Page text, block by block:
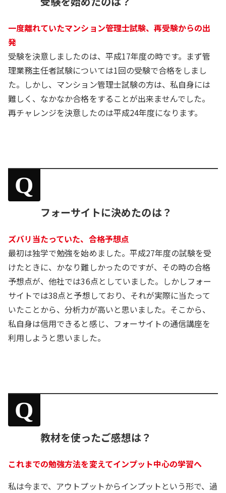
一度離れていたマンション管理士試験、再受験からの出
発
受験を決意しましたのは、平成17年度の時です。まず管
理業務主任者試験については1回の受験で合格をしまし
た。しかし、マンション管理士試験の方は、私自身には
難しく、なかなか合格をすることが出来ませんでした。
再チャレンジを決意したのは平成24年度になります。
Q
フォーサイトに決めたのは？
ズバリ当たっていた、合格予想点
最初は独学で勉強を始めました。平成27年度の試験を受
けたときに、かなり難しかったのですが、その時の合格
予想点が、他社では36点としていました。しかしフォー
サイトでは38点と予想しており、それが実際に当たって
いたことから、分析力が高いと思いました。そこから、
私自身は信用できると感じ、フォーサイトの通信講座を
利用しようと思いました。
Q
教材を使ったご感想は？
これまでの勉強方法を変えてインプット中心の学習へ
私は今まで、アウトプットからインプットという形で、過